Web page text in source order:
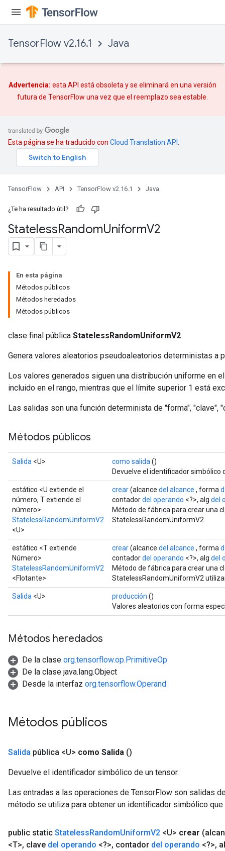
TensorFlow v2.16.1 Java
Advertencia: esta API está obsoleta y se eliminará en una versión
futura de TensorFlow una vez que el reemplazo sea estable.
Esta página se ha traducido con Cloud Translation API
TensorFlow API TensorFlow v2.16.1 Java
¿Te ha resultado útil?
StatelessRandomUniformV2
En esta página
Métodos públicos
Métodos heredados
Métodos públicos
clase final pública StatelessRandomUniformV2
Genera valores aleatorios pseudoaleatorios deterministas a
Los valores generados siguen una distribución uniforme en
incluido en el rango, mientras que el límite superior 1 está
Las salidas son una función determinista de "forma", "clave",
Métodos públicos
Salida <U> como salida ()
Devuelve el identificador simbólico
estático <U extiende el
número, T extiende el
número>
StatelessRandomUniformV2
<U>
crear(alcance del alcance , forma
contadordel operando <?>, alg del
Método de fábrica para crear una
StatelessRandomUniformV2.
estático <T extiende
Número>
StatelessRandomUniformV2
<Flotante>
crear(alcance del alcance , forma
contadordel operando <?>, alg del
Método de fábrica para crear una
StatelessRandomUniformV2
Salida <U> producción ()
Valores aleatorios con forma
Métodos heredados
De la clase org.tensorflow.op.PrimitiveOp
De la clase java.lang.Object
Desde la interfaz org.tensorflow.Operand
Métodos públicos
Salida pública <U> como Salida ()
Devuelve el identificador simbólico de un tensor.
Las entradas a las operaciones de TensorFlow son salidas
método se utiliza para obtener un identificador simbólico
public static StatelessRandomUniformV2 <U> crear
<T>, clave del operando <?>, contador del operando <?>,